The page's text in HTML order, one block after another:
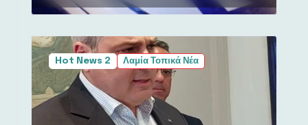
Hot News 2 Λαμία Τοπικά Νέα